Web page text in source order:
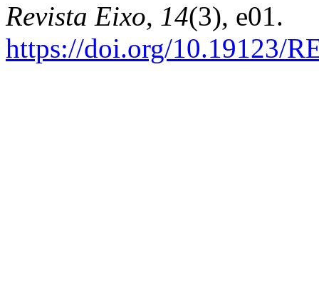
Revista Eixo, 14(3), e01.
https://doi.org/10.19123/